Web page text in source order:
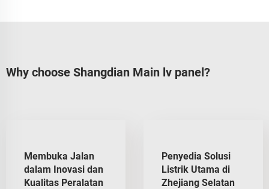
Why choose Shangdian Main lv panel?
Membuka Jalan
dalam Inovasi dan
Kualitas Peralatan
Penyedia Solusi
Listrik Utama di
Zhejiang Selatan